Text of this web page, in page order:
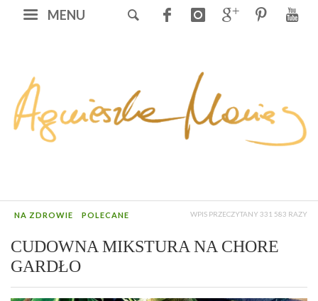
MENU
NA ZDROWIE POLECANE WPIS PRZECZYTANY 331 583 RAZY
CUDOWNA MIKSTURA NA CHORE
GARDŁO